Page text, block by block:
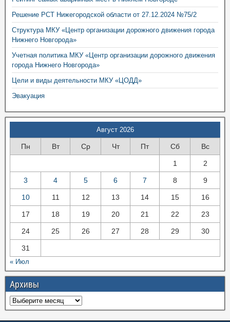
Решение РСТ Нижегородской области от 27.12.2024 №75/2
Структура МКУ «Центр организации дорожного движения города
Нижнего Новгорода»
Учетная политика МКУ «Центр организации дорожного движения
города Нижнего Новгорода»
Цели и виды деятельности МКУ «ЦОДД»
Эвакуация
Август 2026
Пн Вт Ср Чт Пт Сб Вс
1 2
3 4 5 6 7 8 9
10 11 12 13 14 15 16
17 18 19 20 21 22 23
24 25 26 27 28 29 30
31
« Июл
Архивы